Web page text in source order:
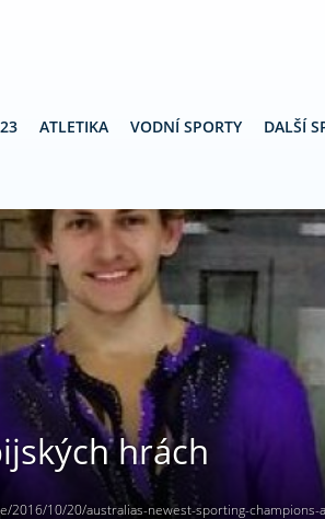
ATLETIKA VODNÍ SPORTY DALŠÍ
2016/10/20/australias-newest-sporting-
hrách